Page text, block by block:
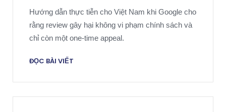
Hướng dẫn thực tiễn cho Việt Nam khi Google cho
rằng review gây hại không vi phạm chính sách và
chỉ còn một one-time appeal.
ĐỌC BÀI VIẾT